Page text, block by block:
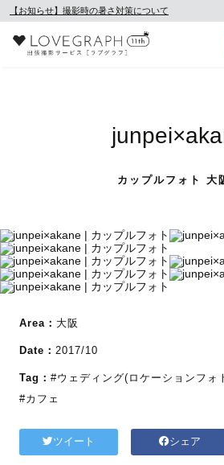
【お知らせ】撮影時の暑さ対策について
カップルフォト 大
Area： 大阪
Date： 2017/10
Tag： #ウェディング(ロケーションフォ
#カフェ
ツイート シェア